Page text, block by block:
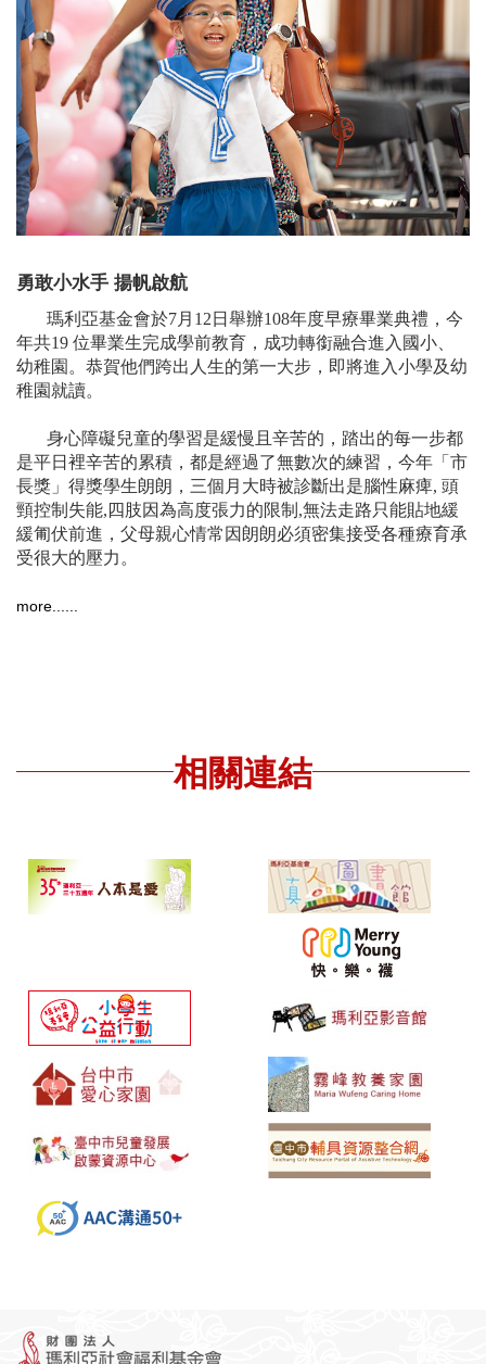
勇敢小水手 揚帆啟航
瑪利亞基金會於7月12日舉辦108年度早療畢業典禮，今
年共19 位畢業生完成學前教育，成功轉銜融合進入國小、
幼稚園。恭賀他們跨出人生的第一大步，即將進入小學及幼
稚園就讀。
身心障礙兒童的學習是緩慢且辛苦的，踏出的每一步都
是平日裡辛苦的累積，都是經過了無數次的練習，今年「市
長獎」得獎學生朗朗，三個月大時被診斷出是腦性麻痺, 頭
頸控制失能,四肢因為高度張力的限制,無法走路只能貼地緩
緩匍伏前進，父母親心情常因朗朗必須密集接受各種療育承
受很大的壓力。
more......
相關連結